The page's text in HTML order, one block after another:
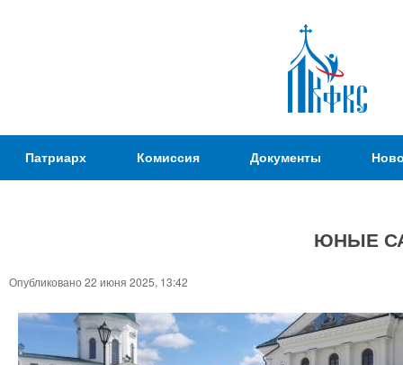
Патриаршая
Комиссия
культуры и
спорта
Патриарх Комиссия Документы
Вы
ЮНЫЕ
Опубликовано 22 июня 2025, 13:42